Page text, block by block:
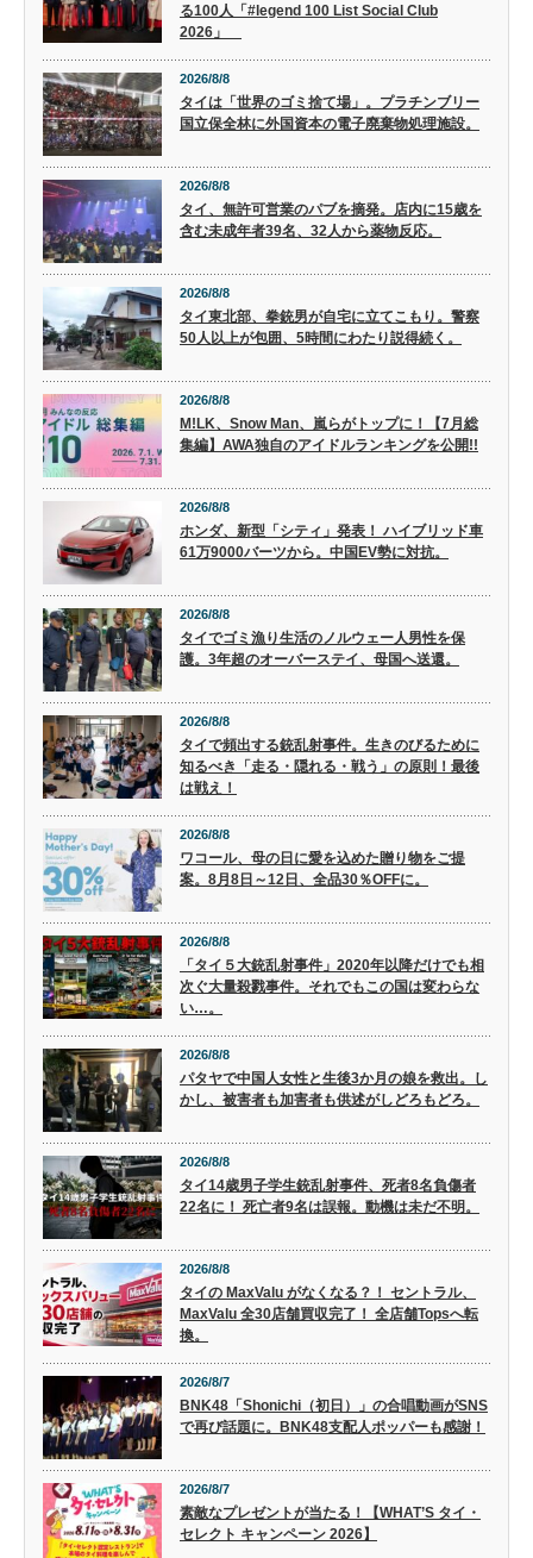
る100人「#legend 100 List Social Club
2026」
2026/8/8
タイは「世界のゴミ捨て場」。プラチンブリー
国立保全林に外国資本の電子廃棄物処理施設。
2026/8/8
タイ、無許可営業のパブを摘発。店内に15歳を
含む未成年者39名、32人から薬物反応。
2026/8/8
タイ東北部、拳銃男が自宅に立てこもり。警察
50人以上が包囲、5時間にわたり説得続く。
2026/8/8
M!LK、Snow Man、嵐らがトップに！【7月総
集編】AWA独自のアイドルランキングを公開!!
2026/8/8
ホンダ、新型「シティ」発表！ ハイブリッド車
61万9000バーツから。中国EV勢に対抗。
2026/8/8
タイでゴミ漁り生活のノルウェー人男性を保
護。3年超のオーバーステイ、母国へ送還。
2026/8/8
タイで頻出する銃乱射事件。生きのびるために
知るべき「走る・隠れる・戦う」の原則！最後
は戦え！
2026/8/8
ワコール、母の日に愛を込めた贈り物をご提
案。8月8日～12日、全品30％OFFに。
2026/8/8
「タイ５大銃乱射事件」2020年以降だけでも相
次ぐ大量殺戮事件。それでもこの国は変わらな
い…。
2026/8/8
パタヤで中国人女性と生後3か月の娘を救出。し
かし、被害者も加害者も供述がしどろもどろ。
2026/8/8
タイ14歳男子学生銃乱射事件、死者8名負傷者
22名に！ 死亡者9名は誤報。動機は未だ不明。
2026/8/8
タイの MaxValu がなくなる？！ セントラル、
MaxValu 全30店舗買収完了！ 全店舗Topsへ転
換。
2026/8/7
BNK48「Shonichi（初日）」の合唱動画がSNS
で再び話題に。BNK48支配人ポッパーも感謝！
2026/8/7
素敵なプレゼントが当たる！【WHAT’S タイ・
セレクト キャンペーン 2026】